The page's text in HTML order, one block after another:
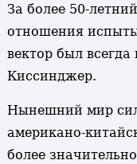
За более 50-
отношения
вектор был
Киссинджер.
Нынешний мир
американо-
более